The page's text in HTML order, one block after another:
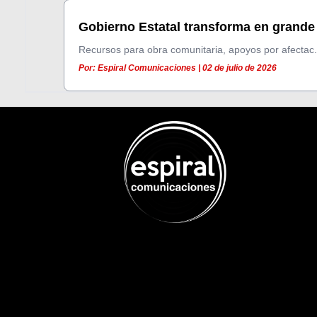
Gobierno Estatal transforma en
Recursos para obra comunitaria, apoyos por
Por: Espiral Comunicaciones | 02 de julio de 2026